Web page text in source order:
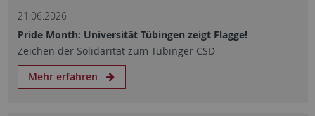
21.06.2026
Pride Month: Universität Tübingen zeigt Flagge!
Zeichen der Solidarität zum Tübinger CSD
Mehr erfahren